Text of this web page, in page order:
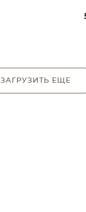
ЗАГРУЗИТЬ ЕЩЕ